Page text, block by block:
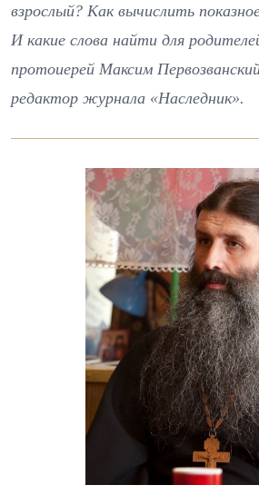
взрослый? Как вычислить
И какие слова найти для
протоиерей Максим
редактор журнала «Наследник».